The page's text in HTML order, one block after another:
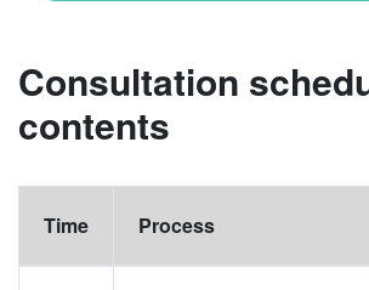
Consultation
contents
Time Process